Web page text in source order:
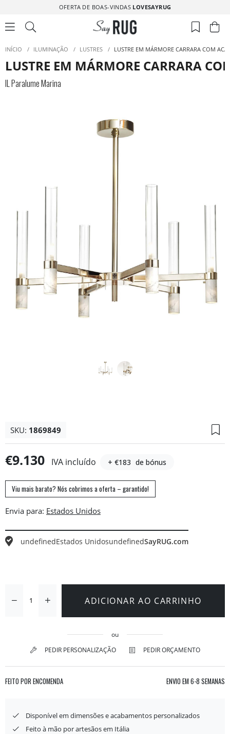
OFERTA DE BOAS-VINDAS LOVESAYRUG
INÍCIO / ILUMINAÇÃO / LUSTRES / LUSTRE EM MÁRMORE CARRARA COM
LUSTRE EM MÁRMORE CARRARA
IL Paralume Marina
SKU: 1869849
€9.130 IVA incluído + €183 de bónus
Viu mais barato? Nós cobrimos a oferta – garantido!
Envia para:
undefinedEstados UnidosundefinedSayRUG.com
ADICIONAR AO CARRINHO
ou
PEDIR PERSONALIZAÇÃO
PEDIR ORÇAMENTO
FEITO POR ENCOMENDA ENVIO EM 6-8 SEMANAS
Disponível em dimensões e acabamentos personalizados
Feito à mão por artesãos em Itália